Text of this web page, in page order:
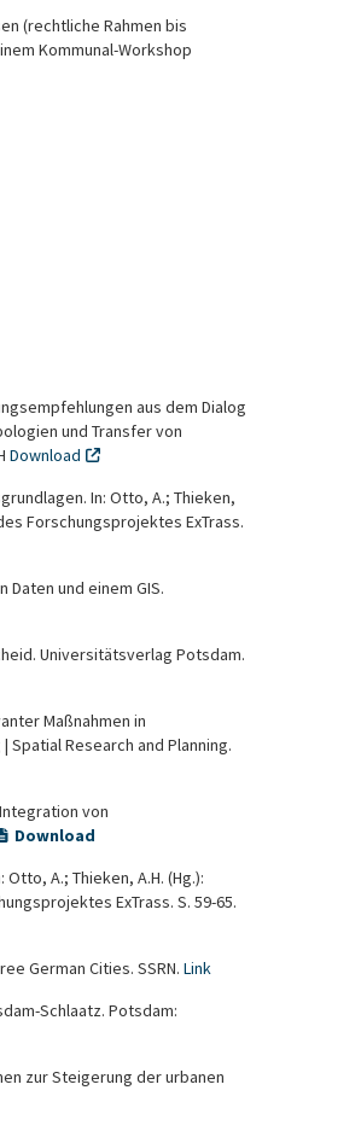
(rechtliche Rahmen bis
Kommunal-Workshop
aus dem Dialog
und Transfer von
Download
In: Otto, A.; Thieken,
Forschungsprojektes ExTrass.
Daten und einem GIS.
Universitätsverlag Potsdam.
Maßnahmen in
Research and Planning.
von
Download
A.; Thieken, A.H. (Hg.):
ExTrass. S. 59-65.
German Cities. SSRN. Link
Schlaatz. Potsdam:
zur Steigerung der urbanen